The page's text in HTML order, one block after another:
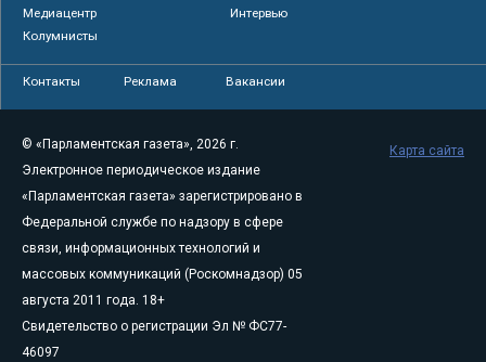
Медиацентр
Интервью
Колумнисты
Контакты Реклама Вакансии
© «Парламентская газета», 2026 г.
Электронное периодическое издание
«Парламентская газета» зарегистрировано в
Федеральной службе по надзору в сфере
связи, информационных технологий и
массовых коммуникаций (Роскомнадзор) 05
августа 2011 года. 18+
Свидетельство о регистрации Эл № ФС77-
46097
Карта сайта